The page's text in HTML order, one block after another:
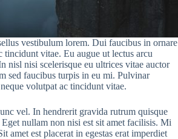
vestibulum lorem. Dui faucibus in ornare
tincidunt vitae. Eu augue ut lectus arcu
nisl nisi scelerisque eu ultrices vitae auctor
sed faucibus turpis in eu mi. Pulvinar
volutpat ac tincidunt vitae.
vel. In hendrerit gravida rutrum quisque
nullam non nisi est sit amet facilisis. Mi
amet est placerat in egestas erat imperdiet